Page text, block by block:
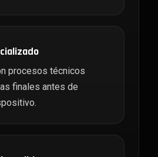
procesos técnicos
finales antes de